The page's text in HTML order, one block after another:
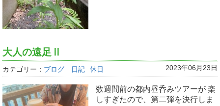
大人の遠足Ⅱ
カテゴリー： ブログ 日記 休日 2023年06月23日
数週間前の都内昼呑みツアーが 楽
しすぎたので、第二弾を決行しま